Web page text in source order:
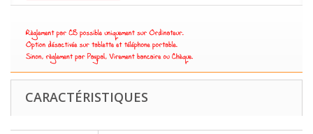
CARACTÉRISTIQUES